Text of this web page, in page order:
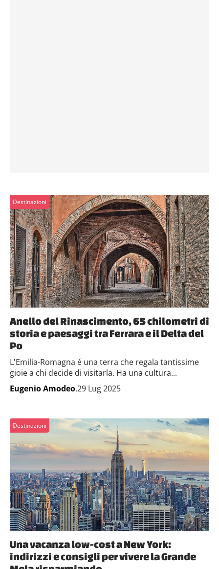
Destinazioni
Anello del Rinascimento, 65 chilometri di
storia e paesaggi tra Ferrara e il Delta del
Po
L'Emilia-Romagna é una terra che regala tantissime
gioie a chi decide di visitarla. Ha una cultura...
Eugenio Amodeo,29 Lug 2025
Destinazioni
Una vacanza low-cost a New York:
indirizzi e consigli per vivere la Grande